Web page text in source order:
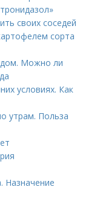
своих соседей
сорта
Можно ли
условиях. Как
утрам. Польза
Назначение